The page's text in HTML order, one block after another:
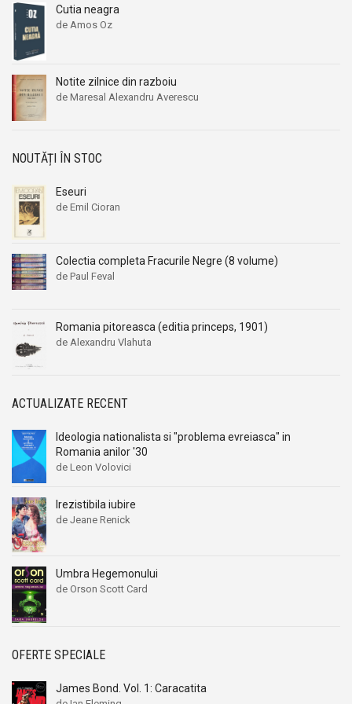
Aleksandr Beleaev
Alessandro Parronchi
Alex Mihai Stoenescu
Alexandr Soljenitin
Alexandra Jones
Alexandra Ripley
Alexandre Dumas fiul
Alexandre Koyre
Alexandrian
Alexandru Balaci
Alexandru Busuioceanu
Alexandru Elian
Alexandru I. Gonta
Alexandru Madgearu
Alexandru Tanase
Alexandru Vianu
Alexandru Vulpe
Alexei Tolstoi
Alfred Harlaoanu
Alice Hoffman
Alison Tyler
Alistair Maclean
Aleksandr Beleaev
Alessandro Parronchi
Alex Mihai Stoenescu
Alexandr Soljenitin
Alexandra Jones
Alexandra Ripley
Alexandre Dumas fiul
Alexandre Koyre
Alexandrian
Alexandru Balaci
Alexandru Busuioceanu
Alexandru Elian
Alexandru I. Gonta
Alexandru Madgearu
Alexandru Tanase
Alexandru Vianu
Alexandru Vulpe
Alexei Tolstoi
Alfred Harlaoanu
Alice Hoffman
Alison Tyler
Alistair Maclean
Cutia neagra
de Amos Oz
Notite zilnice din razboiu
de Maresal Alexandru Averescu
NOUTĂȚI ÎN STOC
Eseuri
de Emil Cioran
Colectia completa Fracurile Negre (8 volume)
de Paul Feval
Romania pitoreasca (editia princeps, 1901)
de Alexandru Vlahuta
ACTUALIZATE RECENT
Ideologia nationalista si "problema evreiasca" in
Romania anilor '30
de Leon Volovici
Irezistibila iubire
de Jeane Renick
Umbra Hegemonului
de Orson Scott Card
OFERTE SPECIALE
James Bond. Vol. 1: Caracatita